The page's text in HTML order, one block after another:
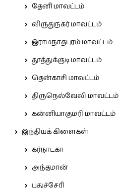
தேனி மாவட்டம்
விருதுநகர் மாவட்டம்
இராமநாதபுரம் மாவட்டம்
தூத்துக்குடி மாவட்டம்
தென்காசி மாவட்டம்
திருநெல்வேலி மாவட்டம்
கன்னியாகுமரி மாவட்டம்
இந்தியக் கிளைகள்
கர்நாடகா
அந்தமான்
புதுச்சேரி